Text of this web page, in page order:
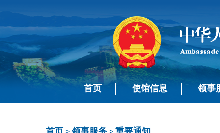
首页 使馆信息 领事
首页 >领事服务 > 重要通知